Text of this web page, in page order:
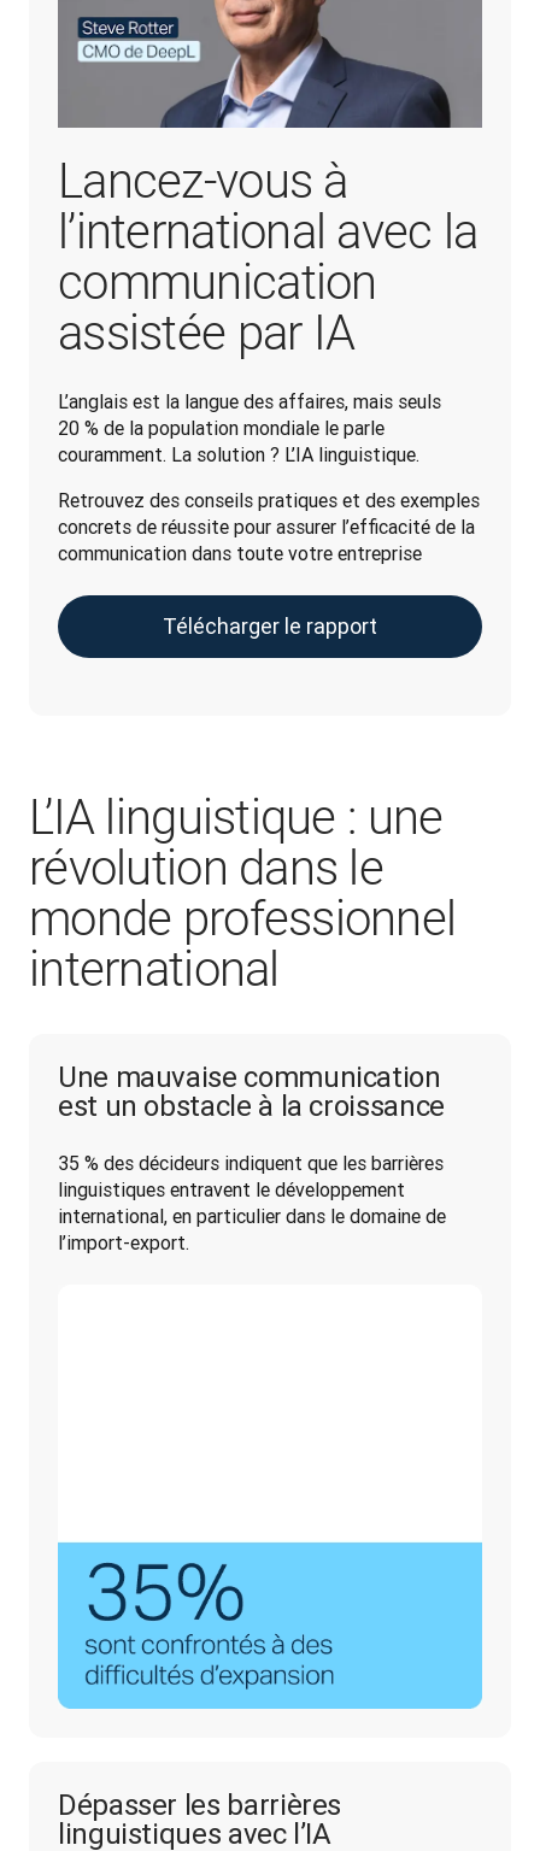
Lancez-vous à
l’international avec la
communication
assistée par IA
L’anglais est la langue des affaires, mais seuls
20 % de la population mondiale le parle
couramment. La solution ? L’IA linguistique.
Retrouvez des conseils pratiques et des exemples
concrets de réussite pour assurer l’efficacité de la
communication dans toute votre entreprise
Télécharger le rapport
L’IA linguistique : une
révolution dans le
monde professionnel
international
Une mauvaise communication
est un obstacle à la croissance
35 % des décideurs indiquent que les barrières
linguistiques entravent le développement
international, en particulier dans le domaine de
l’import-export.
Dépasser les barrières
linguistiques avec l’IA